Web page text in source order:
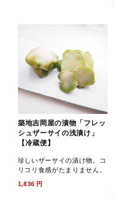
築地吉岡屋の漬物「フレッ
シュザーサイの浅漬け」
【冷蔵便】
珍しいザーサイの漬け物。コ
リコリ食感がたまりません。
1,836 円